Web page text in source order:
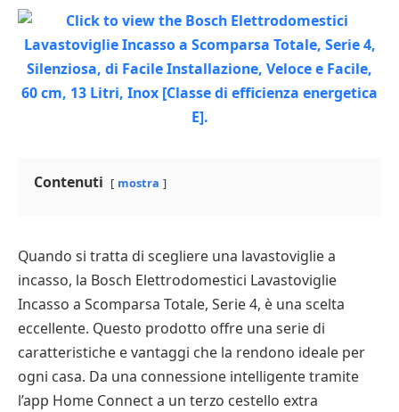
Contenuti mostra
Quando si tratta di scegliere una lavastoviglie a
incasso, la Bosch Elettrodomestici Lavastoviglie
Incasso a Scomparsa Totale, Serie 4, è una scelta
eccellente. Questo prodotto offre una serie di
caratteristiche e vantaggi che la rendono ideale per
ogni casa. Da una connessione intelligente tramite
l’app Home Connect a un terzo cestello extra